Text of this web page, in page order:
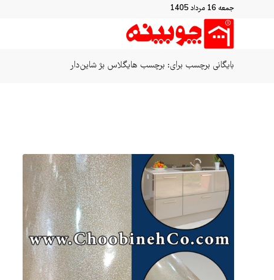
جمعه 16 مرداد 1405
بایگانی برچسب برای: برچسب هایگلاس بژ شاین‌دار